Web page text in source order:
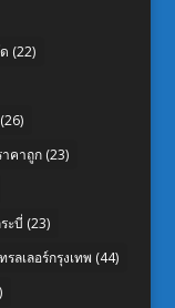
(22)
าคาถูก(23)
ะบี่ (23)
รลเลอร์กรุงเทพ (44)